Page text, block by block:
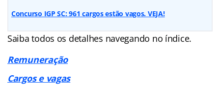
Concurso IGP SC: 961 cargos estão vagos. VEJA!
Saiba todos os detalhes navegando no índice.
Remuneração
Cargos e vagas